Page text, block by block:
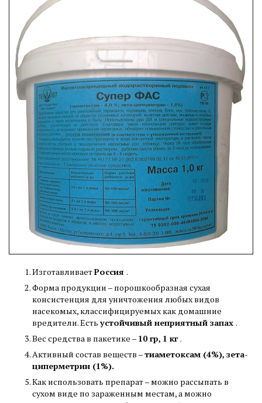
ИзготавливаетРоссия .
Форма продукции – порошкообразная сухая
консистенция для уничтожения любых видов
насекомых, классифицируемых как домашние
вредители. Естьустойчивый неприятный запах .
Вес средства в пакетике – 10 гр, 1 кг .
Активный состав веществ –тиаметоксам (4%), зета-
циперметрин (1%).
Как использовать препарат – можно рассыпать в
сухом виде по зараженным местам, а можно